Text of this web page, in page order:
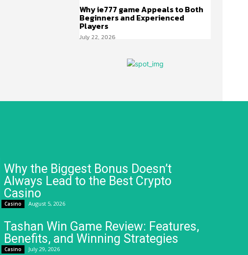
Why ie777 game Appeals to Both
Beginners and Experienced
Players
July 22, 2026
Why the Biggest Bonus Doesn’t
Always Lead to the Best Crypto
Casino
Casino August 5, 2026
Tashan Win Game Review: Features,
Benefits, and Winning Strategies
Casino July 29, 2026